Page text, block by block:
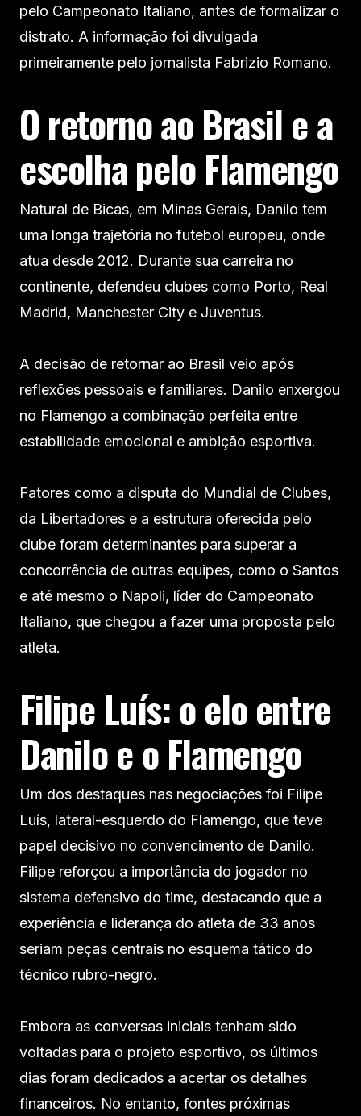
pelo Campeonato Italiano, antes de formalizar o
distrato. A informação foi divulgada
primeiramente pelo jornalista Fabrizio Romano.
O retorno ao Brasil e a
escolha pelo Flamengo
Natural de Bicas, em Minas Gerais, Danilo tem
uma longa trajetória no futebol europeu, onde
atua desde 2012. Durante sua carreira no
continente, defendeu clubes como Porto, Real
Madrid, Manchester City e Juventus.
A decisão de retornar ao Brasil veio após
reflexões pessoais e familiares. Danilo enxergou
no Flamengo a combinação perfeita entre
estabilidade emocional e ambição esportiva.
Fatores como a disputa do Mundial de Clubes,
da Libertadores e a estrutura oferecida pelo
clube foram determinantes para superar a
concorrência de outras equipes, como o Santos
e até mesmo o Napoli, líder do Campeonato
Italiano, que chegou a fazer uma proposta pelo
atleta.
Filipe Luís: o elo entre
Danilo e o Flamengo
Um dos destaques nas negociações foi Filipe
Luís, lateral-esquerdo do Flamengo, que teve
papel decisivo no convencimento de Danilo.
Filipe reforçou a importância do jogador no
sistema defensivo do time, destacando que a
experiência e liderança do atleta de 33 anos
seriam peças centrais no esquema tático do
técnico rubro-negro.
Embora as conversas iniciais tenham sido
voltadas para o projeto esportivo, os últimos
dias foram dedicados a acertar os detalhes
financeiros. No entanto, fontes próximas